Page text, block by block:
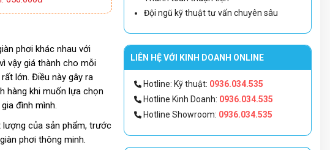
phơi khác nhau với
vậy giá thành cho mỗi
lớn. Điều này gây ra
hàng khi muốn lựa chọn
đình mình.
của sản phẩm, trước
phơi thông minh.
Đội ngũ kỹ thuật tư vấn chuyên sâu
LIÊN HỆ VỚI KINH DOANH ONLINE
Hotline: Kỹ thuật: 0936.034.535
Hotline Kinh Doanh: 0936.034.535
Hotline Showroom: 0936.034.535